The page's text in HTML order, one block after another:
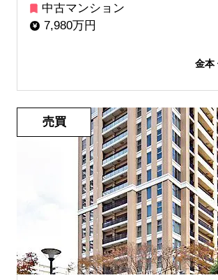
中古マンション
7,980万円
金本
売買